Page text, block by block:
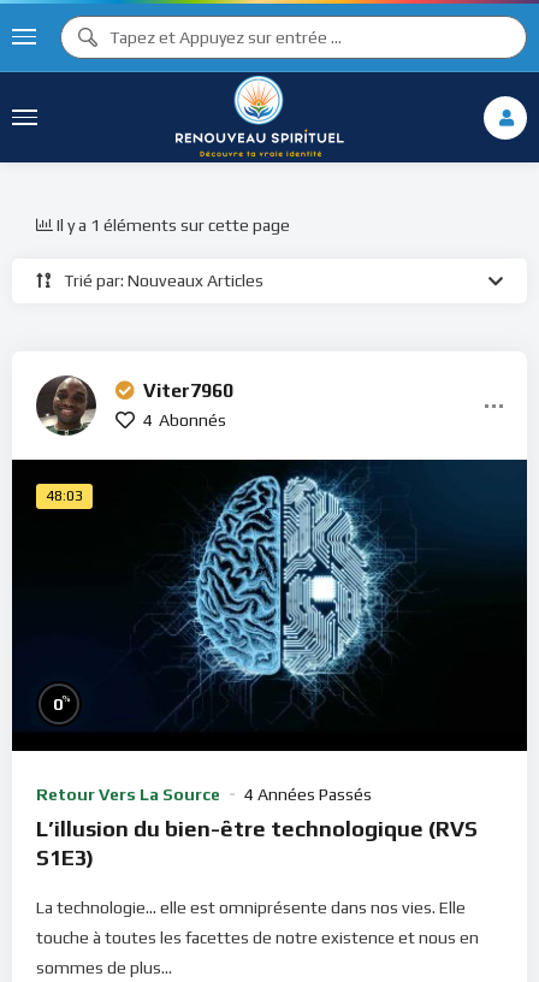
Trié par: Nouveaux Articles
Il y a 1 éléments sur cette page
Viter7960
4 Abonnés
48:03
0%
Retour Vers La Source 4 Années Passés
L’illusion du bien-être technologique (RVS
S1E3)
La technologie... elle est omniprésente dans nos vies. Elle
touche à toutes les facettes de notre existence et nous en
sommes de plus...